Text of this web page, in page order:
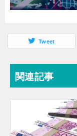
Tweet
関連記事